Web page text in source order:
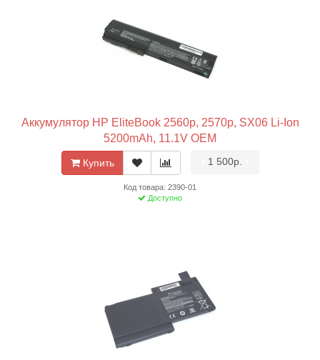
Аккумулятор HP EliteBook 2560p, 2570p, SX06 Li-Ion
5200mAh, 11.1V OEM
Купить 1 500р.
Код товара: 2390-01
Доступно